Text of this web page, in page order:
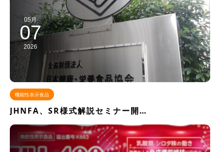
05月
07
2026
機能性表示食品
JHNFA、SR様式解説セミナー開…